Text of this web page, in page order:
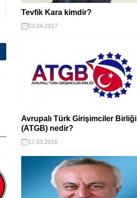
Tevfik Kara kimdir?
03.04.2017
Avrupalı Türk Girişimciler Birliği
(ATGB) nedir?
17.03.2016